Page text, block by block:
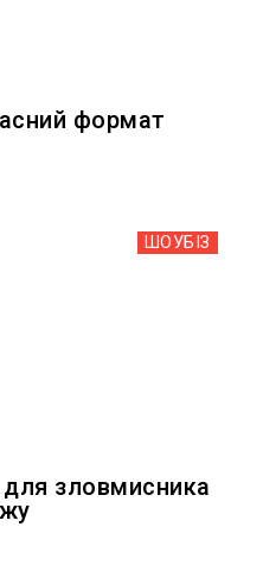
формат
ШОУБIЗ
для зловмисника